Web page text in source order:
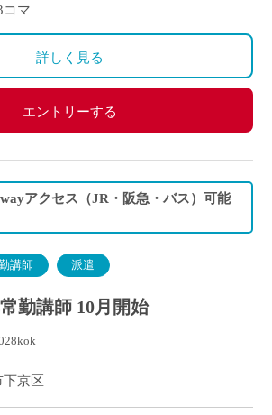
コマ
詳しく見る
エントリーする
アクセス（JR・阪急・バス）可能
講師 派遣
勤講師 10月開始
京区